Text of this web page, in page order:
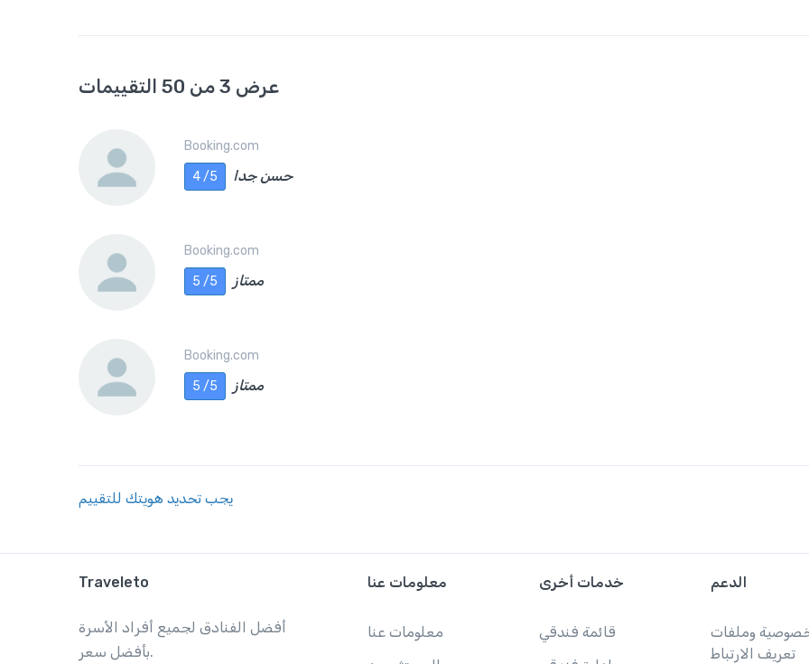
عرض 3 من 50 التقييمات
Booking.com
4 /5
حسن جدا
Booking.com
5 /5
ممتاز
Booking.com
5 /5
ممتاز
يجب تحديد هويتك للتقييم
Traveleto
أفضل الفنادق لجميع أفراد الأسرة
بأفضل سعر.
معلومات عنا
معلومات عنا
خدمات أخرى
قائمة فندقي
الدعم
وملفات
تعريف الارتباط